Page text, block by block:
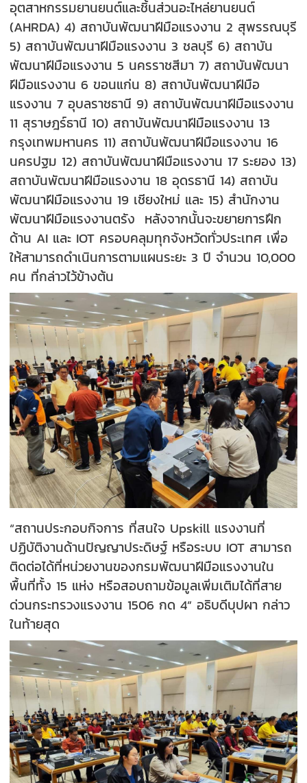
อุตสาหกรรมยานยนต์และชิ้นส่วนอะไหล่ยานยนต์
(AHRDA) 4) สถาบันพัฒนาฝีมือแรงงาน 2 สุพรรณบุรี
5) สถาบันพัฒนาฝีมือแรงงาน 3 ชลบุรี 6) สถาบัน
พัฒนาฝีมือแรงงาน 5 นครราชสีมา 7) สถาบันพัฒนา
ฝีมือแรงงาน 6 ขอนแก่น 8) สถาบันพัฒนาฝีมือ
แรงงาน 7 อุบลราชธานี 9) สถาบันพัฒนาฝีมือแรงงาน
11 สุราษฎร์ธานี 10) สถาบันพัฒนาฝีมือแรงงาน 13
กรุงเทพมหานคร 11) สถาบันพัฒนาฝีมือแรงงาน 16
นครปฐม 12) สถาบันพัฒนาฝีมือแรงงาน 17 ระยอง 13)
สถาบันพัฒนาฝีมือแรงงาน 18 อุดรธานี 14) สถาบัน
พัฒนาฝีมือแรงงาน 19 เชียงใหม่ และ 15) สำนักงาน
พัฒนาฝีมือแรงงานตรัง หลังจากนั้นจะขยายการฝึก
ด้าน AI และ IOT ครอบคลุมทุกจังหวัดทั่วประเทศ เพื่อ
ให้สามารถดำเนินการตามแผนระยะ 3 ปี จำนวน 10,000
คน ที่กล่าวไว้ข้างต้น
“สถานประกอบกิจการ ที่สนใจ Upskill แรงงานที่
ปฏิบัติงานด้านปัญญาประดิษฐ์ หรือระบบ IOT สามารถ
ติดต่อได้ที่หน่วยงานของกรมพัฒนาฝีมือแรงงานใน
พื้นที่ทั้ง 15 แห่ง หรือสอบถามข้อมูลเพิ่มเติมได้ที่สาย
ด่วนกระทรวงแรงงาน 1506 กด 4” อธิบดีบุปผา กล่าว
ในท้ายสุด